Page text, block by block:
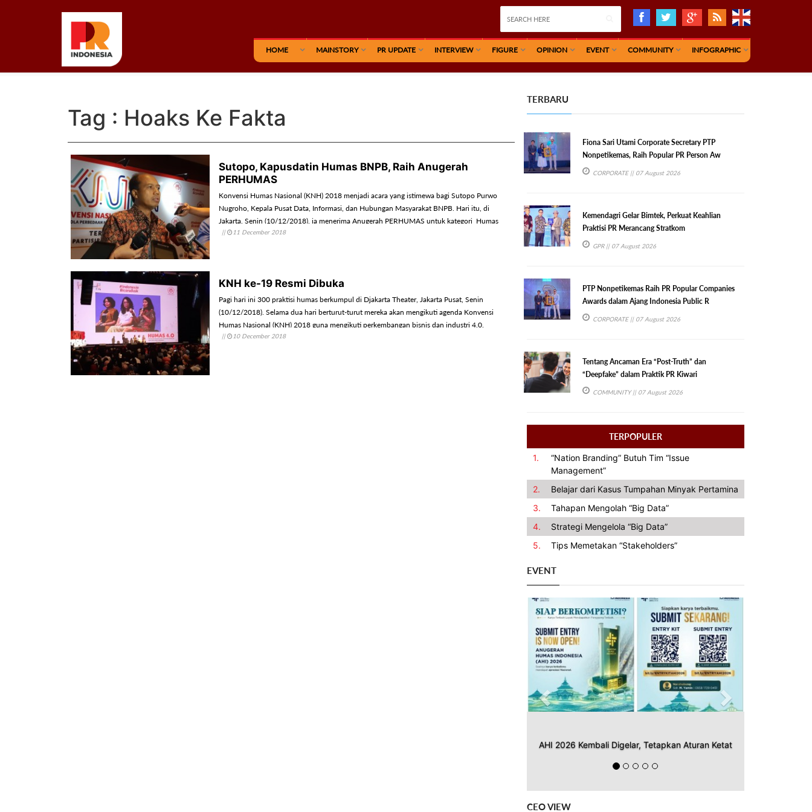
HOME MAINSTORY PR UPDATE INTERVIEW FIGURE OPINION EVENT COMMUNITY INFOGRAPHIC
Tag : Hoaks Ke Fakta
Sutopo, Kapusdatin Humas BNPB, Raih Anugerah
PERHUMAS
Konvensi Humas Nasional (KNH) 2018 menjadi acara yang istimewa bagi Sutopo Purwo
Nugroho, Kepala Pusat Data, Informasi, dan Hubungan Masyarakat BNPB. Hari itu, di
Jakarta, Senin (10/12/2018), ia menerima Anugerah PERHUMAS untuk kategori Humas
Pemerintah.
|| 11 December 2018
KNH ke-19 Resmi Dibuka
Pagi hari ini 300 praktisi humas berkumpul di Djakarta Theater, Jakarta Pusat, Senin
(10/12/2018). Selama dua hari berturut-turut mereka akan mengikuti agenda Konvensi
Humas Nasional (KNH) 2018 guna mengikuti perkembangan bisnis dan industri 4.0.
|| 10 December 2018
TERBARU
Fiona Sari Utami Corporate Secretary PTP
Nonpetikemas, Raih Popular PR Person Aw
CORPORATE|| 07 August 2026
Kemendagri Gelar Bimtek, Perkuat Keahlian
Praktisi PR Merancang Stratkom
GPR|| 07 August 2026
PTP Nonpetikemas Raih PR Popular Companies
Awards dalam Ajang Indonesia Public R
CORPORATE|| 07 August 2026
Tentang Ancaman Era “Post-Truth” dan
“Deepfake” dalam Praktik PR Kiwari
COMMUNITY|| 07 August 2026
TERPOPULER
1.
“Nation Branding” Butuh Tim “Issue
Management”
2.
Belajar dari Kasus Tumpahan Minyak Pertamina
3.
Tahapan Mengolah “Big Data”
4.
Strategi Mengelola “Big Data”
5.
Tips Memetakan “Stakeholders”
EVENT
AHI 2026 Kembali Digelar, Tetapkan Aturan Ketat
Previous Next
CEO VIEW